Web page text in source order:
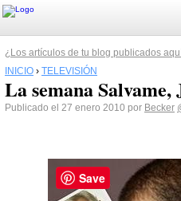
¿Los artículos de tu blog publicados
INICIO › TELEVISIÓN
La semana Salvame,
Publicado el 27 enero 2010 por Becker
Save